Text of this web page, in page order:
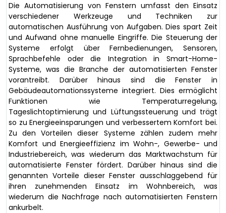
Die Automatisierung von Fenstern umfasst den Einsatz
verschiedener Werkzeuge und Techniken zur
automatischen Ausführung von Aufgaben. Dies spart Zeit
und Aufwand ohne manuelle Eingriffe. Die Steuerung der
Systeme erfolgt über Fernbedienungen, Sensoren,
Sprachbefehle oder die Integration in Smart-Home-
Systeme, was die Branche der automatisierten Fenster
vorantreibt. Darüber hinaus sind die Fenster in
Gebäudeautomationssysteme integriert. Dies ermöglicht
Funktionen wie Temperaturregelung,
Tageslichtoptimierung und Lüftungssteuerung und trägt
so zu Energieeinsparungen und verbessertem Komfort bei.
Zu den Vorteilen dieser Systeme zählen zudem mehr
Komfort und Energieeffizienz im Wohn-, Gewerbe- und
Industriebereich, was wiederum das Marktwachstum für
automatisierte Fenster fördert. Darüber hinaus sind die
genannten Vorteile dieser Fenster ausschlaggebend für
ihren zunehmenden Einsatz im Wohnbereich, was
wiederum die Nachfrage nach automatisierten Fenstern
ankurbelt.